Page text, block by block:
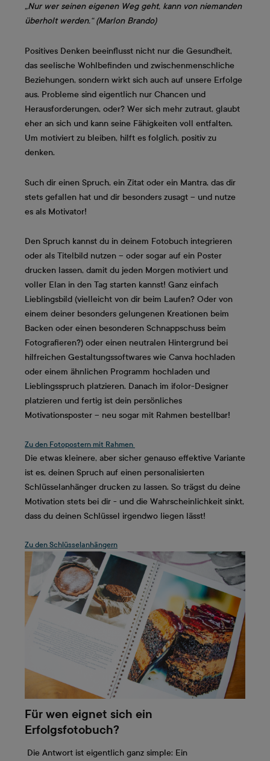
„Nur wer seinen eigenen Weg geht, kann von niemanden
überholt werden.“ (Marlon Brando)
Positives Denken beeinflusst nicht nur die Gesundheit,
das seelische Wohlbefinden und zwischenmenschliche
Beziehungen, sondern wirkt sich auch auf unsere Erfolge
aus. Probleme sind eigentlich nur Chancen und
Herausforderungen, oder? Wer sich mehr zutraut, glaubt
eher an sich und kann seine Fähigkeiten voll entfalten.
Um motiviert zu bleiben, hilft es folglich, positiv zu
denken.
Such dir einen Spruch, ein Zitat oder ein Mantra, das dir
stets gefallen hat und dir besonders zusagt – und nutze
es als Motivator!
Den Spruch kannst du in deinem Fotobuch integrieren
oder als Titelbild nutzen – oder sogar auf ein Poster
drucken lassen, damit du jeden Morgen motiviert und
voller Elan in den Tag starten kannst! Ganz einfach
Lieblingsbild (vielleicht von dir beim Laufen? Oder von
einem deiner besonders gelungenen Kreationen beim
Backen oder einen besonderen Schnappschuss beim
Fotografieren?) oder einen neutralen Hintergrund bei
hilfreichen Gestaltungssoftwares wie Canva hochladen
oder einem ähnlichen Programm hochladen und
Lieblingsspruch platzieren. Danach im ifolor-Designer
platzieren und fertig ist dein persönliches
Motivationsposter – neu sogar mit Rahmen bestellbar!
Zu den Fotopostern mit Rahmen
Die etwas kleinere, aber sicher genauso effektive Variante
ist es, deinen Spruch auf einen personalisierten
Schlüsselanhänger drucken zu lassen. So trägst du deine
Motivation stets bei dir - und die Wahrscheinlichkeit sinkt,
dass du deinen Schlüssel irgendwo liegen lässt!
Zu den Schlüsselanhängern
Für wen eignet sich ein
Erfolgsfotobuch?
Die Antwort ist eigentlich ganz simple: Ein